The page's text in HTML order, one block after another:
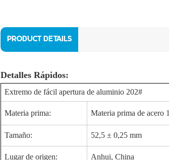
PRODUCT DETAILS
Detalles Rápidos:
Extremo de fácil apertura de aluminio 202#
Materia prima: Materia prima de acero
Tamaño: 52,5 ± 0,25 mm
Lugar de origen: Anhui, China